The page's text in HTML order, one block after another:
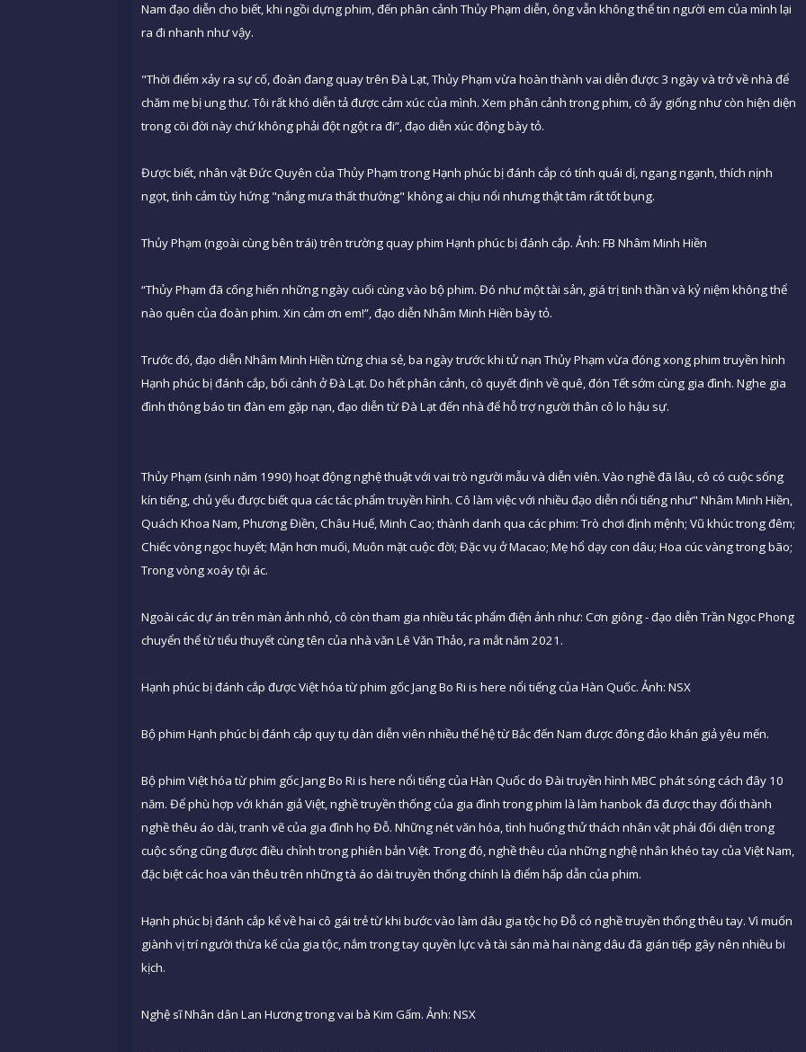
Nam đạo diễn cho biết, khi ngồi dựng phim, đến phân cảnh Thủy Phạm diễn, ông vẫn không thể tin người em của mình lại
ra đi nhanh như vậy.
"Thời điểm xảy ra sự cố, đoàn đang quay trên Đà Lạt, Thủy Phạm vừa hoàn thành vai diễn được 3 ngày và trở về nhà để
chăm mẹ bị ung thư. Tôi rất khó diễn tả được cảm xúc của mình. Xem phân cảnh trong phim, cô ấy giống như còn hiện diện
trong cõi đời này chứ không phải đột ngột ra đi”, đạo diễn xúc động bày tỏ.
Được biết, nhân vật Đức Quyên của Thủy Phạm trong Hạnh phúc bị đánh cắp có tính quái dị, ngang ngạnh, thích nịnh
ngọt, tình cảm tùy hứng "nắng mưa thất thường" không ai chịu nổi nhưng thật tâm rất tốt bụng.
Thủy Phạm (ngoài cùng bên trái) trên trường quay phim Hạnh phúc bị đánh cắp. Ảnh: FB Nhâm Minh Hiền
“Thủy Phạm đã cống hiến những ngày cuối cùng vào bộ phim. Đó như một tài sản, giá trị tinh thần và kỷ niệm không thể
nào quên của đoàn phim. Xin cảm ơn em!”, đạo diễn Nhâm Minh Hiền bày tỏ.
Trước đó, đạo diễn Nhâm Minh Hiền từng chia sẻ, ba ngày trước khi tử nạn Thủy Phạm vừa đóng xong phim truyền hình
Hạnh phúc bị đánh cắp, bối cảnh ở Đà Lạt. Do hết phân cảnh, cô quyết định về quê, đón Tết sớm cùng gia đình. Nghe gia
đình thông báo tin đàn em gặp nạn, đạo diễn từ Đà Lạt đến nhà để hỗ trợ người thân cô lo hậu sự.
Thủy Phạm (sinh năm 1990) hoạt động nghệ thuật với vai trò người mẫu và diễn viên. Vào nghề đã lâu, cô có cuộc sống
kín tiếng, chủ yếu được biết qua các tác phẩm truyền hình. Cô làm việc với nhiều đạo diễn nổi tiếng như" Nhâm Minh Hiền,
Quách Khoa Nam, Phương Điền, Châu Huế, Minh Cao; thành danh qua các phim: Trò chơi định mệnh; Vũ khúc trong đêm;
Chiếc vòng ngọc huyết; Mặn hơn muối, Muôn mặt cuộc đời; Đặc vụ ở Macao; Mẹ hổ dạy con dâu; Hoa cúc vàng trong bão;
Trong vòng xoáy tội ác.
Ngoài các dự án trên màn ảnh nhỏ, cô còn tham gia nhiều tác phẩm điện ảnh như: Cơn giông - đạo diễn Trần Ngọc Phong
chuyển thể từ tiểu thuyết cùng tên của nhà văn Lê Văn Thảo, ra mắt năm 2021.
Hạnh phúc bị đánh cắp được Việt hóa từ phim gốc Jang Bo Ri is here nổi tiếng của Hàn Quốc. Ảnh: NSX
Bộ phim Hạnh phúc bị đánh cắp quy tụ dàn diễn viên nhiều thế hệ từ Bắc đến Nam được đông đảo khán giả yêu mến.
Bộ phim Việt hóa từ phim gốc Jang Bo Ri is here nổi tiếng của Hàn Quốc do Đài truyền hình MBC phát sóng cách đây 10
năm. Để phù hợp với khán giả Việt, nghề truyền thống của gia đình trong phim là làm hanbok đã được thay đổi thành
nghề thêu áo dài, tranh vẽ của gia đình họ Đỗ. Những nét văn hóa, tình huống thử thách nhân vật phải đối diện trong
cuộc sống cũng được điều chỉnh trong phiên bản Việt. Trong đó, nghề thêu của những nghệ nhân khéo tay của Việt Nam,
đặc biệt các hoa văn thêu trên những tà áo dài truyền thống chính là điểm hấp dẫn của phim.
Hạnh phúc bị đánh cắp kể về hai cô gái trẻ từ khi bước vào làm dâu gia tộc họ Đỗ có nghề truyền thống thêu tay. Vì muốn
giành vị trí người thừa kế của gia tộc, nắm trong tay quyền lực và tài sản mà hai nàng dâu đã gián tiếp gây nên nhiều bi
kịch.
Nghệ sĩ Nhân dân Lan Hương trong vai bà Kim Gấm. Ảnh: NSX